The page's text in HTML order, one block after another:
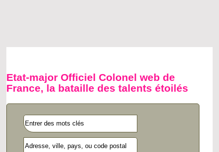
Etat-major Officiel Colonel web de
France, la bataille des talents étoilés